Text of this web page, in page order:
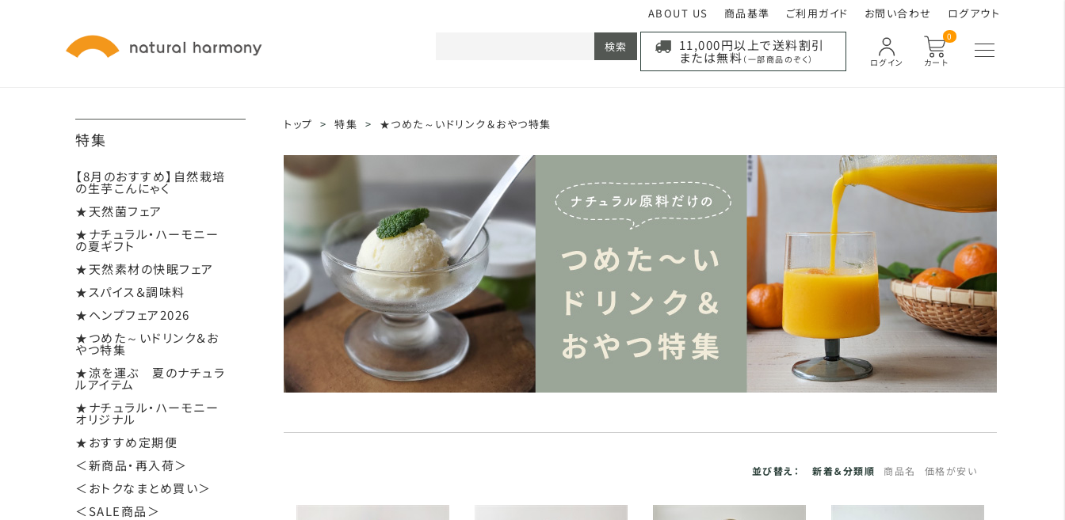
ABOUT US 商品基準 ご利用ガイド お問い合わせ ログアウト
カート
0
ログイン
11,000円以上で送料割引
または無料 （一部商品のぞく）
検索
特集
【8月のおすすめ】自然栽培
の生芋こんにゃく
★天然菌フェア
★ナチュラル・ハーモニー
の夏ギフト
★天然素材の快眠フェア
★スパイス＆調味料
★ヘンプフェア2026
★つめた～いドリンク＆お
やつ特集
★涼を運ぶ 夏のナチュラ
ルアイテム
★ナチュラル・ハーモニー
オリジナル
★おすすめ定期便
＜新商品・再入荷＞
＜おトクなまとめ買い＞
＜SALE商品＞
トップ > 特集 > ★つめた～いドリンク＆おやつ特集
並び替え： 新着＆分類順 商品名 価格が安い